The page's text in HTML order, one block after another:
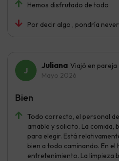
Hemos disfrutado de todo
Por decir algo , pondría
Juliana Viajó en pareja
Mayo 2026
Todo correcto, el personal
amable y solicito. La comida,
para elegir. Está
bien a todo caminando. En
entretenimiento. La limpieza
Bien